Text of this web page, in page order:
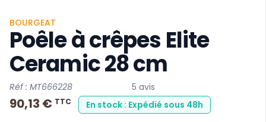
BOURGEAT
Poêle à crêpes Elite
Ceramic 28 cm
Réf : MT666228 5 avis
90,13 € TTC En stock : Expédié sous 48h